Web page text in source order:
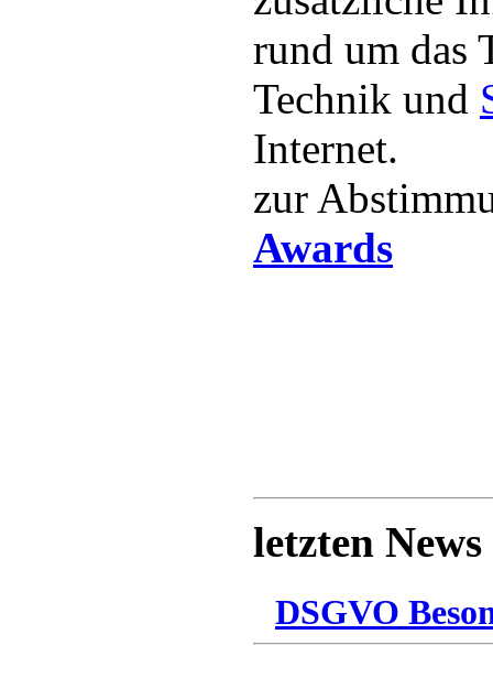
rund um das
Technik und
Internet.
zur
Awards
letzten News
DSGVO